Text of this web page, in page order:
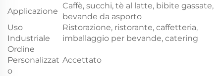
Applicazione
Caffè, succhi, tè al latte, bibite gassate,
bevande da asporto
Uso
Industriale
Ristorazione, ristorante, caffetteria,
imballaggio per bevande, catering
Ordine
Personalizzat
o
Accettato